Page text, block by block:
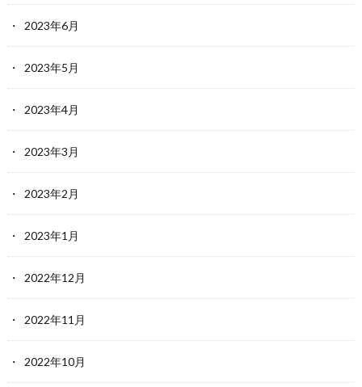
2023年6月
2023年5月
2023年4月
2023年3月
2023年2月
2023年1月
2022年12月
2022年11月
2022年10月